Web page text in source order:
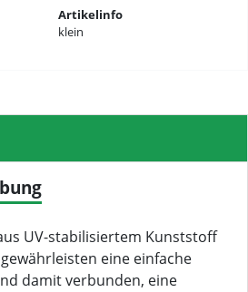
Artikelinfo
klein
UV-stabilisiertem Kunststoff
eine einfache
damit verbunden, eine